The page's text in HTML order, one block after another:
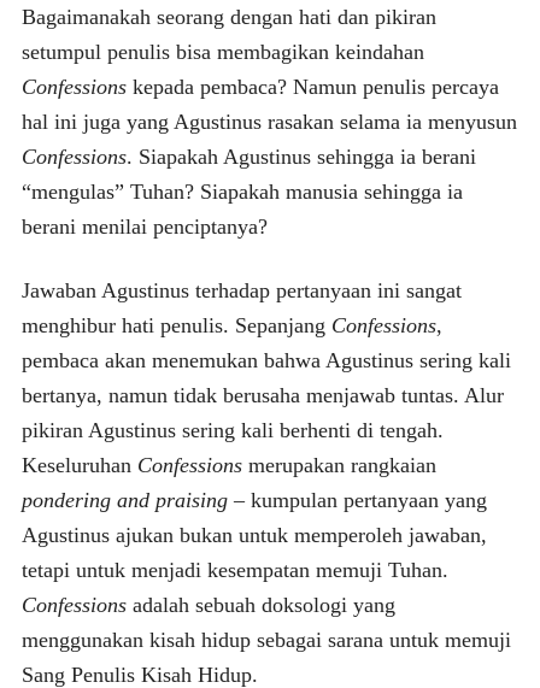
Bagaimanakah seorang dengan hati dan pikiran
setumpul penulis bisa membagikan keindahan
Confessionskepada pembaca? Namun penulis percaya
hal ini juga yang Agustinus rasakan selama ia menyusun
Confessions. Siapakah Agustinus sehingga ia berani
“mengulas” Tuhan? Siapakah manusia sehingga ia
berani menilai penciptanya?
Jawaban Agustinus terhadap pertanyaan ini sangat
menghibur hati penulis. Sepanjang Confessions,
pembaca akan menemukan bahwa Agustinus sering kali
bertanya, namun tidak berusaha menjawab tuntas. Alur
pikiran Agustinus sering kali berhenti di tengah.
Keseluruhan Confessionsmerupakan rangkaian
pondering and praising– kumpulan pertanyaan yang
Agustinus ajukan bukan untuk memperoleh jawaban,
tetapi untuk menjadi kesempatan memuji Tuhan.
Confessionsadalah sebuah doksologi yang
menggunakan kisah hidup sebagai sarana untuk memuji
Sang Penulis Kisah Hidup.